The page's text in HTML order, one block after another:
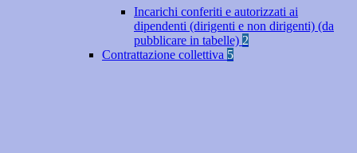
Incarichi conferiti e autorizzati ai
dipendenti (dirigenti e non dirigenti) (da
pubblicare in tabelle) 2
Contrattazione collettiva 5